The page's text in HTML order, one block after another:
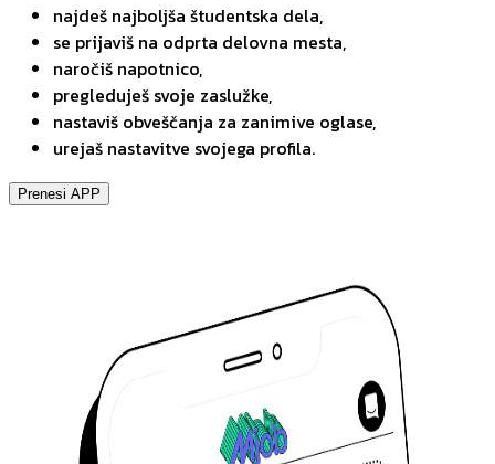
najdeš najboljša študentska dela,
se prijaviš na odprta delovna mesta,
naročiš napotnico,
pregleduješ svoje zaslužke,
nastaviš obveščanja za zanimive oglase,
urejaš nastavitve svojega profila.
Prenesi APP